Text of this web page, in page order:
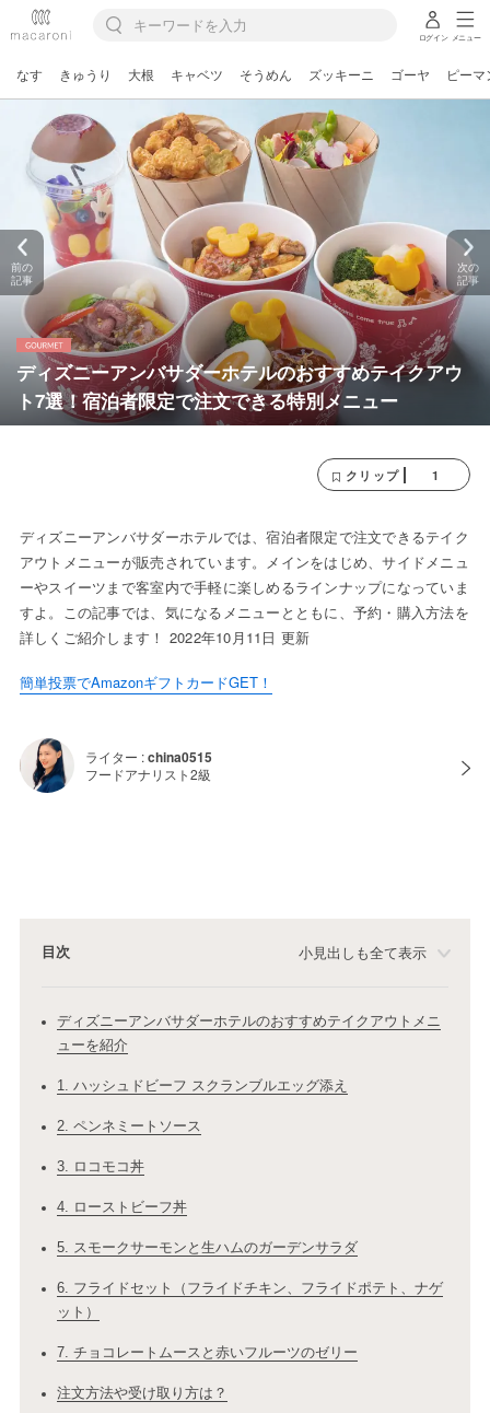
ログイン メニュー
なす きゅうり 大根 キャベツ そうめん ズッキーニ ゴーヤ ピーマ
ディズニーアンバサダーホテルのおすすめテイクアウ
ト7選！宿泊者限定で注文できる特別メニュー
前の
記事
次の
記事
クリップ 1
ディズニーアンバサダーホテルでは、宿泊者限定で注文できるテイク
アウトメニューが販売されています。メインをはじめ、サイドメニュ
ーやスイーツまで客室内で手軽に楽しめるラインナップになっていま
すよ。この記事では、気になるメニューとともに、予約・購入方法を
詳しくご紹介します！ 2022年10月11日 更新
簡単投票でAmazonギフトカードGET！
ライター :china0515
フードアナリスト2級
目次 小見出しも全て表示
ディズニーアンバサダーホテルのおすすめテイクアウトメニ
ューを紹介
1. ハッシュドビーフ スクランブルエッグ添え
2. ペンネミートソース
3. ロコモコ丼
4. ローストビーフ丼
5. スモークサーモンと生ハムのガーデンサラダ
6. フライドセット（フライドチキン、フライドポテト、ナゲ
ット）
7. チョコレートムースと赤いフルーツのゼリー
注文方法や受け取り方は？